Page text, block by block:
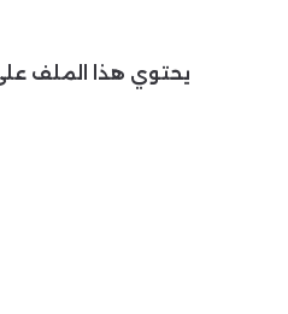
يحتوي هذا الملف